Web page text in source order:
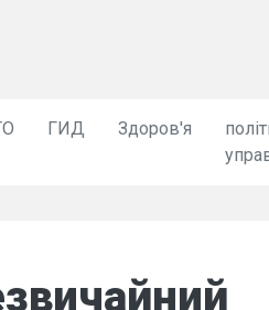
ГИД Здоров'я